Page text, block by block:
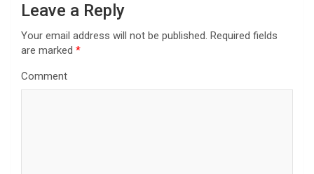
Leave a Reply
Your email address will not be published. Required fields
are marked *
Comment